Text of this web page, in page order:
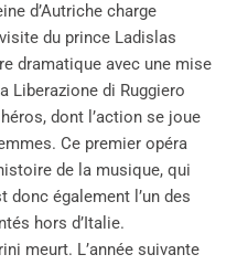
d’Autriche charge
du prince Ladislas
dramatique avec une mise
Liberazione di Ruggiero
dont l’action se joue
Ce premier opéra
de la musique, qui
donc également l’un des
hors d’Italie.
meurt. L’année suivante